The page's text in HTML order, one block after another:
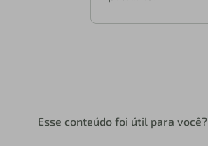
Esse conteúdo foi útil para você?